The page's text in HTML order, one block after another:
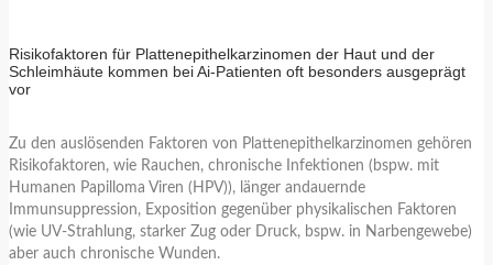
Risikofaktoren für Plattenepithelkarzinomen der Haut und der
Schleimhäute kommen bei Ai-Patienten oft besonders ausgeprägt
vor
Zu den auslösenden Faktoren von Plattenepithelkarzinomen gehören
Risikofaktoren, wie Rauchen, chronische Infektionen (bspw. mit
Humanen Papilloma Viren (HPV)), länger andauernde
Immunsuppression, Exposition gegenüber physikalischen Faktoren
(wie UV-Strahlung, starker Zug oder Druck, bspw. in Narbengewebe)
aber auch chronische Wunden.